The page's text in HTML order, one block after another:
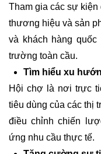
Tham gia các sự kiện
thương hiệu và sản
và khách hàng
trường toàn cầu.
Tìm hiểu xu
Hội chợ là nơi trực
tiêu dùng của các thị
điều chỉnh chiến
ứng nhu cầu thực tế.